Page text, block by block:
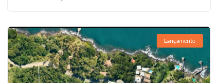
Lançamento